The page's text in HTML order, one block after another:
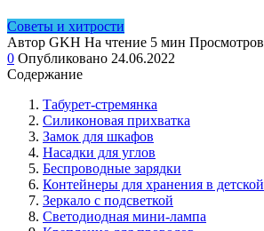
Советы и хитрости
Автор GKH На чтение 5 мин Просмотров
0 Опубликовано 24.06.2022
Содержание
Табурет-стремянка
Силиконовая прихватка
Замок для шкафов
Насадки для углов
Беспроводные зарядки
Контейнеры для хранения в детской
Зеркало с подсветкой
Светодиодная мини-лампа